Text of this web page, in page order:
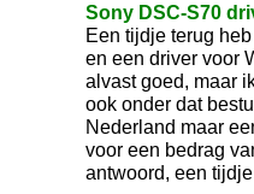
Sony DSC-S70
Een tijdje terug
en een driver voor
alvast goed, maar
ook onder dat
Nederland maar
voor een bedrag
antwoord, een